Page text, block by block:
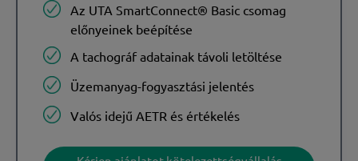
Az UTA SmartConnect® Basic csomag
előnyeinek beépítése
A tachográf adatainak távoli letöltése
Üzemanyag-fogyasztási jelentés
Valós idejű AETR és értékelés